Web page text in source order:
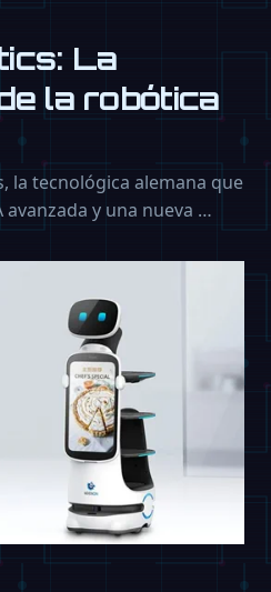
La
la robótica
la tecnológica alemana que
y una nueva …